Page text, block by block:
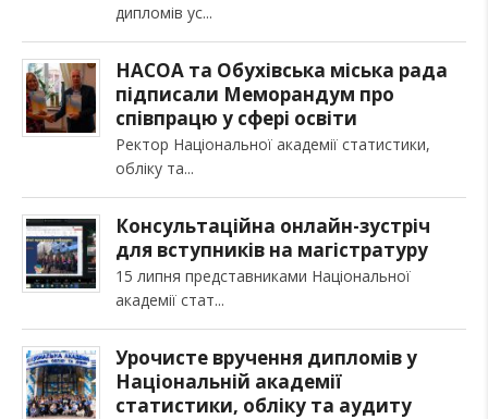
дипломів ус
НАСОА та Обухівська міська рада
підписали Меморандум про
співпрацю у сфері освіти
Ректор Національної академії статистики,
обліку та
Консультаційна онлайн-зустріч
для вступників на магістратуру
15 липня представниками Національної
академії стат
Урочисте вручення дипломів у
Національній академії
статистики, обліку та аудиту